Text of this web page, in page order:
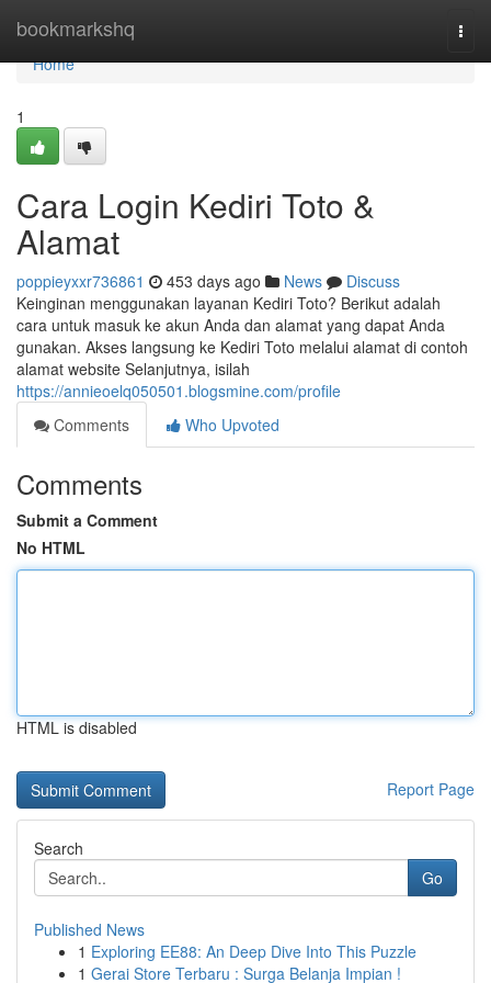
bookmarkshq
Home
Home
1
Cara Login Kediri Toto &
Alamat
poppieyxxr736861 453 days ago News
Discuss
Keinginan menggunakan layanan Kediri Toto? Berikut adalah
cara untuk masuk ke akun Anda dan alamat yang dapat Anda
gunakan. Akses langsung ke Kediri Toto melalui alamat di contoh
alamat website Selanjutnya, isilah
https://annieoelq050501.blogsmine.com/profile
Comments
Who Upvoted
Comments
Submit a Comment
No HTML
HTML is disabled
Report Page
Search
Go
Published News
1 Exploring EE88: An Deep Dive Into This Puzzle
1 Gerai Store Terbaru : Surga Belanja Impian !